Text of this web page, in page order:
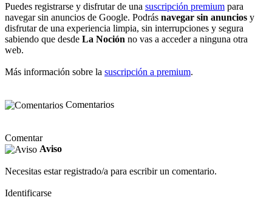
Puedes registrarse y disfrutar de una suscripción premium para
navegar sin anuncios de Google. Podrás navegar sin anuncios y
disfrutar de una experiencia limpia, sin interrupciones y segura
sabiendo que desde La Noción no vas a acceder a ninguna otra
web.
Más información sobre la suscripción a premium.
Comentarios
Comentar
Aviso
Necesitas estar registrado/a para escribir un comentario.
Identificarse